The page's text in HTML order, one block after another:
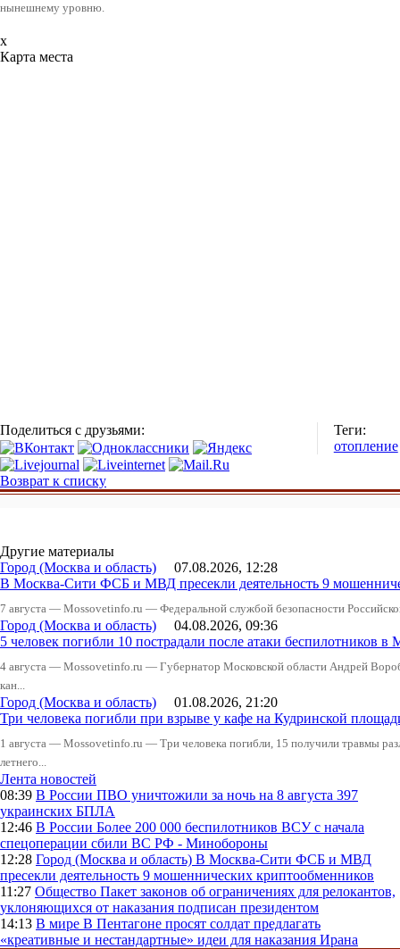
нынешнему уровню.
x
Карта места
Поделиться с друзьями:
Теги:
отопление
Возврат к списку
Другие материалы
Город (Москва и область) 07.08.2026, 12:28
В Москва-Сити ФСБ и МВД пресекли деятельность 9
7 августа — Mossovetinfo.ru — Федеральной службой безопасности
Город (Москва и область) 04.08.2026, 09:36
5 человек погибли 10 пострадали после атаки беспилотников в
4 августа — Mossovetinfo.ru — Губернатор Московской области Андрей
кан...
Город (Москва и область) 01.08.2026, 21:20
Три человека погибли при взрыве у кафе на Кудринской
1 августа — Mossovetinfo.ru — Три человека погибли, 15 получили травмы
летнего...
Лента новостей
08:39 В России ПВО уничтожили за ночь на 8 августа 397
украинских БПЛА
12:46 В России Более 200 000 беспилотников ВСУ с начала
спецоперации сбили ВС РФ - Минобороны
12:28 Город (Москва и область) В Москва-Сити ФСБ и МВД
пресекли деятельность 9 мошеннических криптообменников
11:27 Общество Пакет законов об ограничениях для релокантов,
уклоняющихся от наказания подписан президентом
14:13 В мире В Пентагоне просят солдат предлагать
«креативные и нестандартные» идеи для наказания Ирана